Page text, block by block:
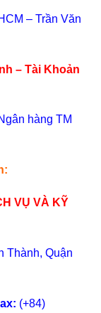
– Trần Văn
– Tài Khoản
hàng TM
VỤ VÀ KỸ
Thành, Quận
(+84)